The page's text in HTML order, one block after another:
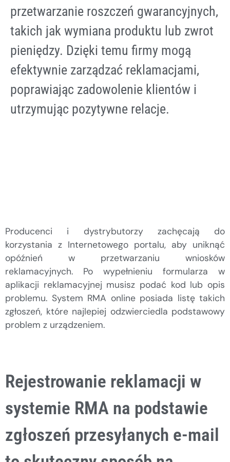
przetwarzanie roszczeń gwarancyjnych,
takich jak wymiana produktu lub zwrot
pieniędzy. Dzięki temu firmy mogą
efektywnie zarządzać reklamacjami,
poprawiając zadowolenie klientów i
utrzymując pozytywne relacje.
Producenci i dystrybutorzy zachęcają do
korzystania z Internetowego portalu, aby uniknąć
opóźnień w przetwarzaniu wniosków
reklamacyjnych. Po wypełnieniu formularza w
aplikacji reklamacyjnej musisz podać kod lub opis
problemu. System RMA online posiada listę takich
zgłoszeń, które najlepiej odzwierciedla podstawowy
problem z urządzeniem.
Rejestrowanie reklamacji w
systemie RMA na podstawie
zgłoszeń przesyłanych e-mail